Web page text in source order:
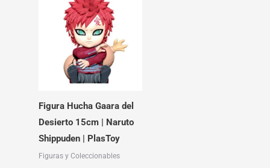
Figura Hucha Gaara del
Desierto 15cm | Naruto
Shippuden | PlasToy
Figuras y Coleccionables